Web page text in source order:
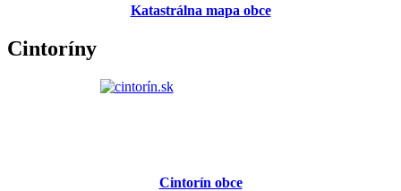
Katastrálna mapa obce
Cintoríny
Cintorín obce